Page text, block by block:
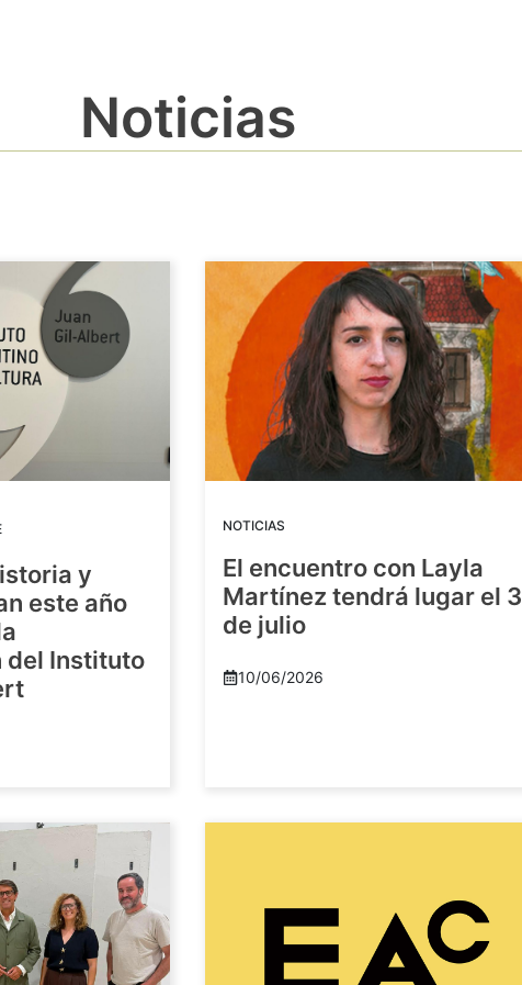
Noticias
y
este año
del Instituto
NOTICIAS
El encuentro con Layla
Martínez tendrá lugar el 3
de julio
10/06/2026